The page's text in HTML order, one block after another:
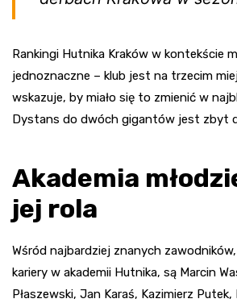
Rankingi Hutnika Kraków w kontekście
jednoznaczne – klub jest na trzecim
wskazuje, by miało się to zmienić w
Dystans do dwóch gigantów jest zbyt
Akademia
jej rola
Wśród najbardziej znanych
kariery w akademii Hutnika, są Marcin
Płaszewski, Jan Karaś, Kazimierz Putek,